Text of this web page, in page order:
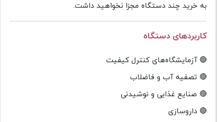
به خرید چند دستگاه مجزا نخواهید داشت.
کاربردهای دستگاه
🔴 آزمایشگاه‌های کنترل کیفیت
🔴 تصفیه آب و فاضلاب
🔴 صنایع غذایی و نوشیدنی
🔴 داروسازی